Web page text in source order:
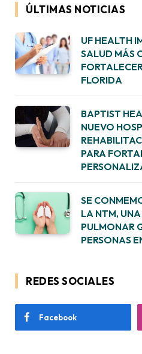
ÚLTIMAS NOTICIAS
UF HEALTH
SALUD MÁS
FLORIDA
BAPTIST
NUEVO
PARA
SE
LA NTM,
PULMONAR
PERSONAS
REDES SOCIALES
Facebook